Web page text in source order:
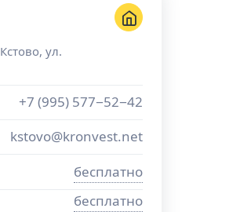
Кстово, ул.
+7 (995) 577−52−42
kstovo@kronvest.net
бесплатно
бесплатно